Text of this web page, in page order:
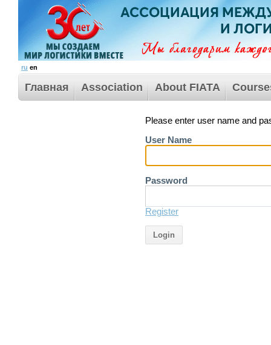
ru en
Главная Association About FIATA
Please enter user name and
User Name
Password
Register